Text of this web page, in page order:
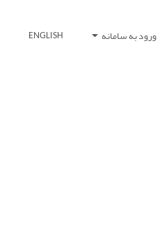
ورود به سامانه ENGLISH